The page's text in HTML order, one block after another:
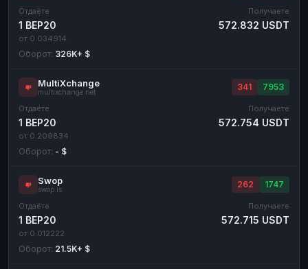
Отдаёте
1 BEP20
от 0.034914
Получаете
572.832 USDT
Оборот: 326K+ $
MultiXchange
multixchange.net
341 7953
Отдаёте
1 BEP20
от 0.209834
Получаете
572.754 USDT
Оборот: - $
Swop
swop.is
262 1747
Отдаёте
1 BEP20
от 0.012222
Получаете
572.715 USDT
Оборот: 21.5K+ $